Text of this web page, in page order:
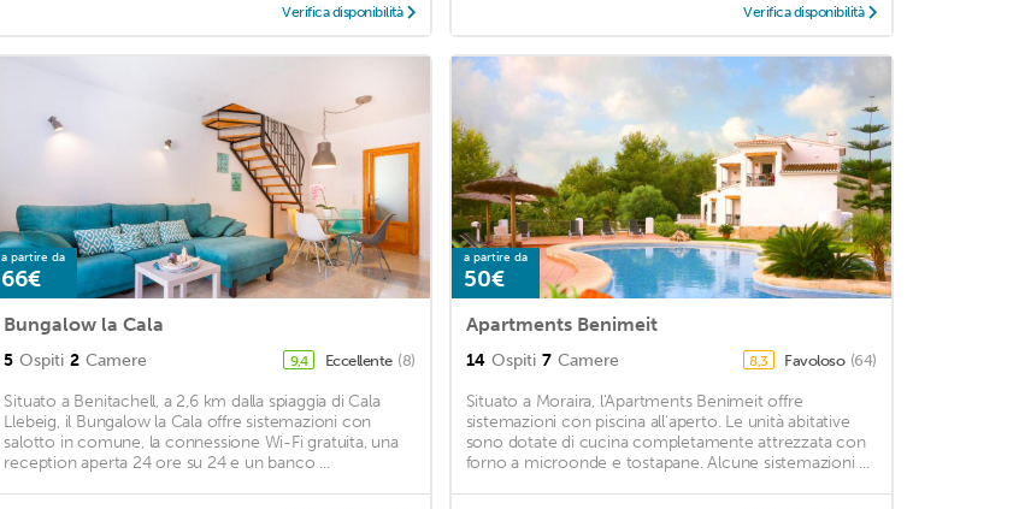
Verifica disponibilità Verifica disponibilità
a partire da
66€
Bungalow la Cala
5 Ospiti 2 Camere 9,4 Eccellente (8)
Situato a Benitachell, a 2,6 km dalla spiaggia di Cala
Llebeig, il Bungalow la Cala offre sistemazioni con
salotto in comune, la connessione Wi-Fi gratuita, una
reception aperta 24 ore su 24 e un banco ...
a partire da
50€
Apartments Benimeit
14 Ospiti 7 Camere 8,3 Favoloso (64)
Situato a Moraira, l'Apartments Benimeit offre
sistemazioni con piscina all'aperto. Le unità abitative
sono dotate di cucina completamente attrezzata con
forno a microonde e tostapane. Alcune sistemazioni ...